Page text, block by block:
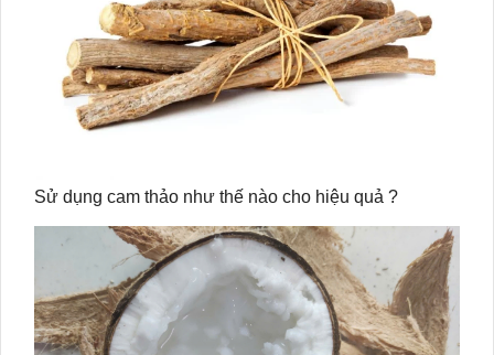
Sử dụng cam thảo như thế nào cho hiệu quả ?